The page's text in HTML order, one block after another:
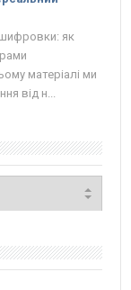
як
матеріалі ми
від н...